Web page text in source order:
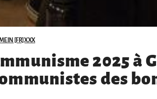
[FR]XXX
2025 à
des